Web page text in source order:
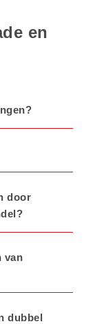
en
door
van
dubbel